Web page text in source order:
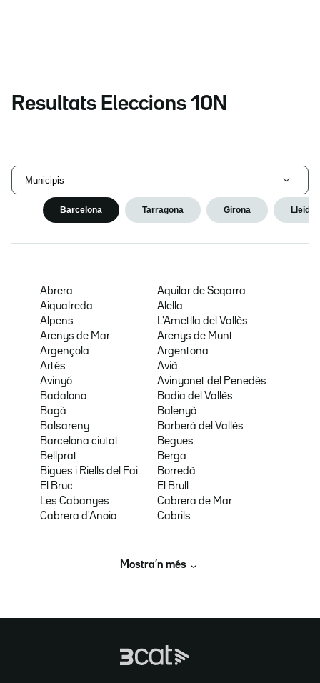
Resultats Eleccions 10N
Municipis
Barcelona Tarragona Girona Lleida
Abrera
Aguilar de Segarra
Aiguafreda
Alella
Alpens
L'Ametlla del Vallès
Arenys de Mar
Arenys de Munt
Argençola
Argentona
Artés
Avià
Avinyó
Avinyonet del Penedès
Badalona
Badia del Vallès
Bagà
Balenyà
Balsareny
Barberà del Vallès
Barcelona ciutat
Begues
Bellprat
Berga
Bigues i Riells del Fai
Borredà
El Bruc
El Brull
Les Cabanyes
Cabrera de Mar
Cabrera d'Anoia
Cabrils
Mostra’n més